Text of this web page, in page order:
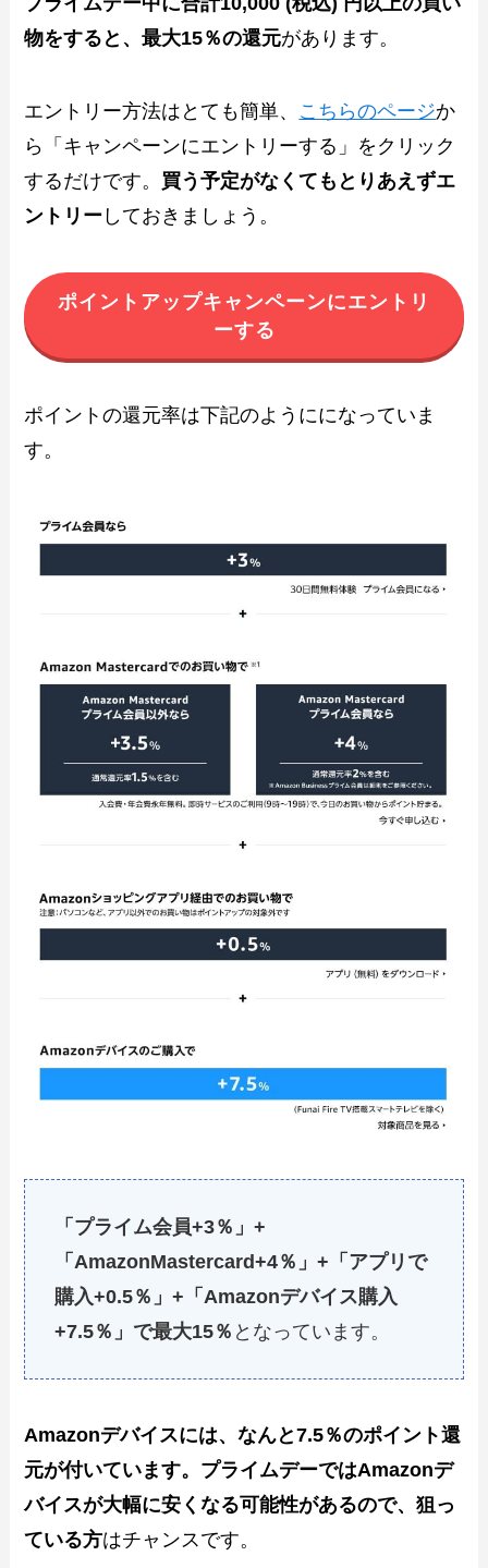
物をすると、最大15％の還元があります。
エントリー方法はとても簡単、 こちらのページか
ら「キャンペーンにエントリーする」をクリック
するだけです。 買う予定がなくてもとりあえずエ
ントリー しておきましょう。
ポイントアップキャンペーンにエントリ
ーする
ポイントの還元率は下記のようにになっていま
す。
「プライム会員+3％」+
「AmazonMastercard+4％」+「アプリで
購入+0.5％」+「Amazonデバイス購入
+7.5％」で最大15％ となっています。
Amazonデバイスには、なんと7.5％のポイント還
元が付いています。プライムデーではAmazonデ
バイスが大幅に安くなる可能性があるので、狙っ
ている方はチャンスです。